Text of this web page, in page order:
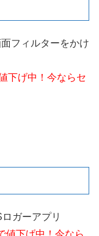
フィルターをかけ
下げ中！今ならセ
ガーアプリ
値下げ中！今なら